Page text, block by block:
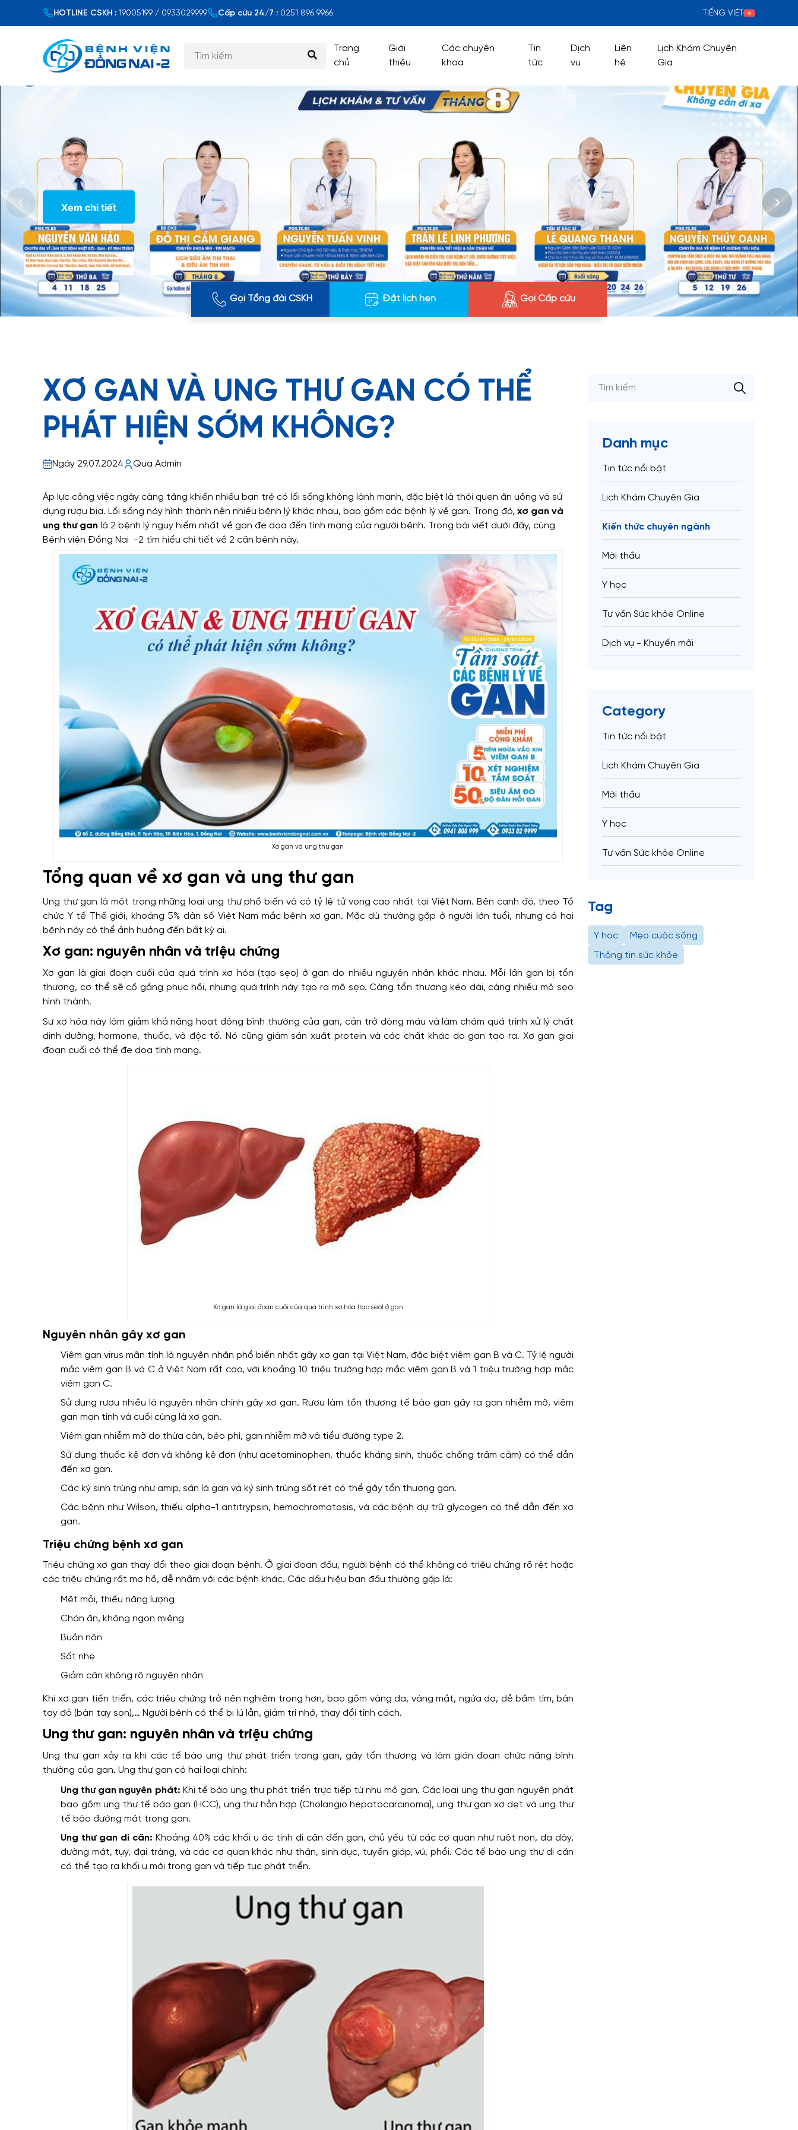
HOTLINE CSKH : 19005199 / 0933029999 Cấp cứu 24/7 : 0251 896 9966 TIẾNG VIỆT
Trang
chủ
Giới
thiệu
Các chuyên
khoa
Tin
tức
Dịch
vụ
Liên
hệ
Lịch Khám Chuyên
Gia
Xem chi tiết
Gọi Tổng đài CSKH Đặt lịch hẹn Gọi Cấp cứu
XƠ GAN VÀ UNG THƯ GAN CÓ THỂ
PHÁT HIỆN SỚM KHÔNG?
Ngày 29.07.2024 Qua Admin
Áp lực công việc ngày càng tăng khiến nhiều bạn trẻ có lối sống không lành mạnh, đặc biệt là thói quen ăn uống và sử
dụng rượu bia. Lối sống này hình thành nên nhiều bệnh lý khác nhau, bao gồm các bệnh lý về gan. Trong đó, xơ gan và
ung thư gan là 2 bệnh lý nguy hiểm nhất về gan đe dọa đến tính mạng của người bệnh. Trong bài viết dưới đây, cùng
Bệnh viện Đồng Nai -2 tìm hiểu chi tiết về 2 căn bệnh này.
Xơ gan và ung thư gan
Tổng quan về xơ gan và ung thư gan
Ung thư gan là một trong những loại ung thư phổ biến và có tỷ lệ tử vong cao nhất tại Việt Nam. Bên cạnh đó, theo Tổ
chức Y tế Thế giới, khoảng 5% dân số Việt Nam mắc bệnh xơ gan. Mặc dù thường gặp ở người lớn tuổi, nhưng cả hai
bệnh này có thể ảnh hưởng đến bất kỳ ai.
Xơ gan: nguyên nhân và triệu chứng
Xơ gan là giai đoạn cuối của quá trình xơ hóa (tạo sẹo) ở gan do nhiều nguyên nhân khác nhau. Mỗi lần gan bị tổn
thương, cơ thể sẽ cố gắng phục hồi, nhưng quá trình này tạo ra mô sẹo. Càng tổn thương kéo dài, càng nhiều mô sẹo
hình thành.
Sự xơ hóa này làm giảm khả năng hoạt động bình thường của gan, cản trở dòng máu và làm chậm quá trình xử lý chất
dinh dưỡng, hormone, thuốc, và độc tố. Nó cũng giảm sản xuất protein và các chất khác do gan tạo ra. Xơ gan giai
đoạn cuối có thể đe dọa tính mạng.
Xơ gan là giai đoạn cuối của quá trình xơ hóa (tạo sẹo) ở gan
Nguyên nhân gây xơ gan
Viêm gan virus mãn tính là nguyên nhân phổ biến nhất gây xơ gan tại Việt Nam, đặc biệt viêm gan B và C. Tỷ lệ người
mắc viêm gan B và C ở Việt Nam rất cao, với khoảng 10 triệu trường hợp mắc viêm gan B và 1 triệu trường hợp mắc
viêm gan C.
Sử dụng rượu nhiều là nguyên nhân chính gây xơ gan. Rượu làm tổn thương tế bào gan gây ra gan nhiễm mỡ, viêm
gan mạn tính và cuối cùng là xơ gan.
Viêm gan nhiễm mỡ do thừa cân, béo phì, gan nhiễm mỡ và tiểu đường type 2.
Sử dụng thuốc kê đơn và không kê đơn (như acetaminophen, thuốc kháng sinh, thuốc chống trầm cảm) có thể dẫn
đến xơ gan.
Các ký sinh trùng như amip, sán lá gan và ký sinh trùng sốt rét có thể gây tổn thương gan.
Các bệnh như Wilson, thiếu alpha-1 antitrypsin, hemochromatosis, và các bệnh dự trữ glycogen có thể dẫn đến xơ
gan.
Triệu chứng bệnh xơ gan
Triệu chứng xơ gan thay đổi theo giai đoạn bệnh. Ở giai đoạn đầu, người bệnh có thể không có triệu chứng rõ rệt hoặc
các triệu chứng rất mơ hồ, dễ nhầm với các bệnh khác. Các dấu hiệu ban đầu thường gặp là:
Mệt mỏi, thiếu năng lượng
Chán ăn, không ngon miệng
Buồn nôn
Sốt nhẹ
Giảm cân không rõ nguyên nhân
Khi xơ gan tiến triển, các triệu chứng trở nên nghiêm trọng hơn, bao gồm vàng da, vàng mắt, ngứa da, dễ bầm tím, bàn
tay đỏ (bàn tay son),… Người bệnh có thể bị lú lẫn, giảm trí nhớ, thay đổi tính cách.
Ung thư gan: nguyên nhân và triệu chứng
Ung thư gan xảy ra khi các tế bào ung thư phát triển trong gan, gây tổn thương và làm gián đoạn chức năng bình
thường của gan. Ung thư gan có hai loại chính:
Ung thư gan nguyên phát: Khi tế bào ung thư phát triển trực tiếp từ nhu mô gan. Các loại ung thư gan nguyên phát
bao gồm ung thư tế bào gan (HCC), ung thư hỗn hợp (Cholangio hepatocarcinoma), ung thư gan xơ dẹt và ung thư
tế bào đường mật trong gan.
Ung thư gan di căn: Khoảng 40% các khối u ác tính di căn đến gan, chủ yếu từ các cơ quan như ruột non, dạ dày,
đường mật, tụy, đại tràng, và các cơ quan khác như thận, sinh dục, tuyến giáp, vú, phổi. Các tế bào ung thư di căn
có thể tạo ra khối u mới trong gan và tiếp tục phát triển.
Danh mục
Tin tức nổi bật
Lịch Khám Chuyên Gia
Kiến thức chuyên ngành
Mời thầu
Y học
Tư vấn Sức khỏe Online
Dịch vụ - Khuyến mãi
Category
Tin tức nổi bật
Lịch Khám Chuyên Gia
Mời thầu
Y học
Tư vấn Sức khỏe Online
Tag
Y học
Mẹo cuộc sống
Thông tin sức khỏe